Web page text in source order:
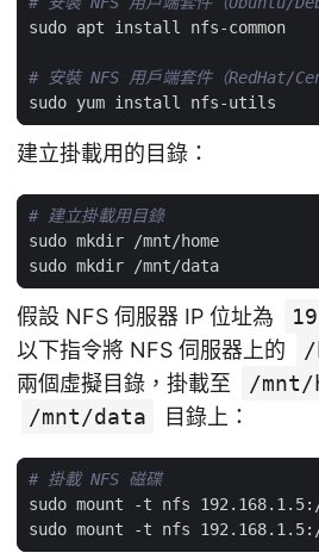
# 安裝 NFS 用戶端套件（RedHat/
建立掛載用的目錄：
# 建立掛載用目錄
假設 NFS 伺服器 IP 位址為
以下指令將 NFS 伺服器上的
/
兩個虛擬目錄，掛載至
/mnt/
/mnt/data
目錄上：
# 掛載 NFS 磁碟